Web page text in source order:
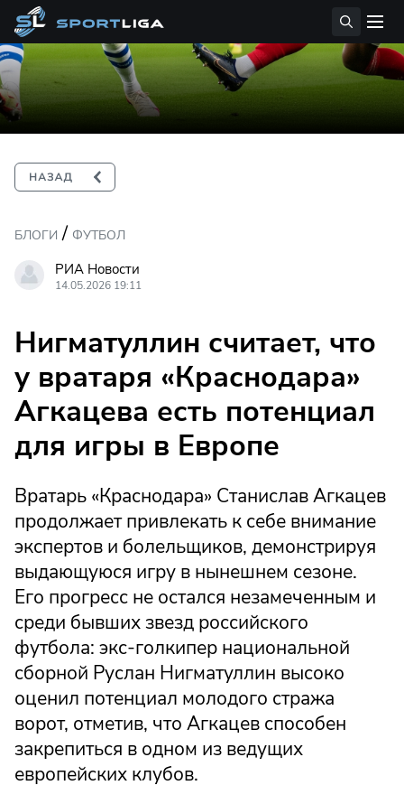
БЛОГИ / ФУТБОЛ
РИА Новости
14.05.2026 19:11
Нигматуллин считает, что
у вратаря «Краснодара»
Агкацева есть потенциал
для игры в Европе
Вратарь «Краснодара» Станислав Агкацев
продолжает привлекать к себе внимание
экспертов и болельщиков, демонстрируя
выдающуюся игру в нынешнем сезоне.
Его прогресс не остался незамеченным и
среди бывших звезд российского
футбола: экс-голкипер национальной
сборной Руслан Нигматуллин высоко
оценил потенциал молодого стража
ворот, отметив, что Агкацев способен
закрепиться в одном из ведущих
европейских клубов.